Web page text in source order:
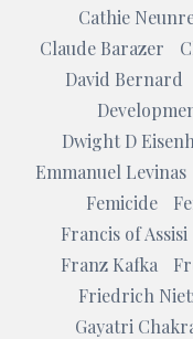
Cathie
Claude Barazer
David Bernard
Dwight D
Emmanuel Levinas
Femicide
Francis of Assisi
Franz Kafka
Friedrich
Gayatri